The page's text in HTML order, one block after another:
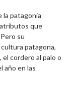
la patagonia
que
su
patagona,
cordero al palo o
año en las